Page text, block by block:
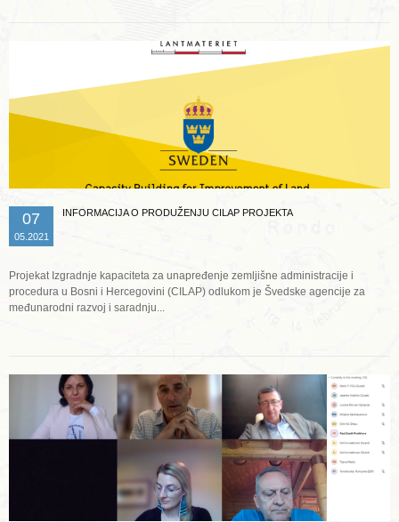
07
05.2021
INFORMACIJA O PRODUŽENJU CILAP PROJEKTA
Projekat Izgradnje kapaciteta za unapređenje zemljišne administracije i
procedura u Bosni i Hercegovini (CILAP) odlukom je Švedske agencije za
međunarodni razvoj i saradnju...